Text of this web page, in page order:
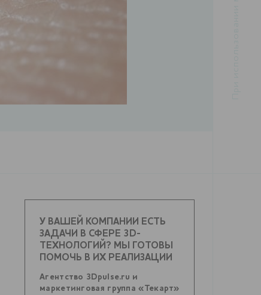
У ВАШЕЙ КОМПАНИИ ЕСТЬ
ЗАДАЧИ В СФЕРЕ 3D-
ТЕХНОЛОГИЙ? МЫ ГОТОВЫ
ПОМОЧЬ В ИХ РЕАЛИЗАЦИИ
Агентство 3Dpulse.ru и
маркетинговая группа «Текарт»